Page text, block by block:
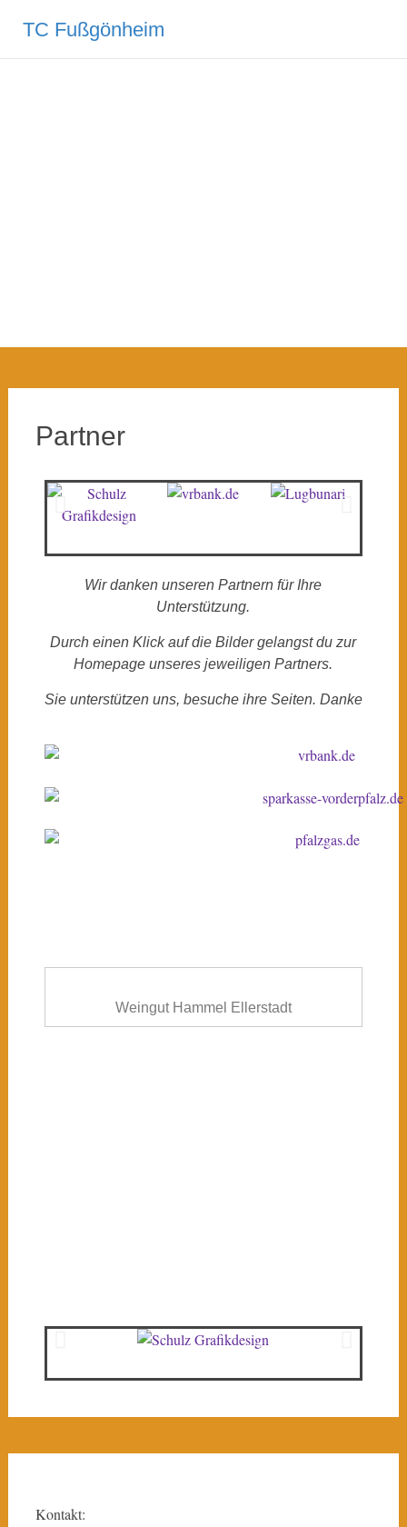
TC Fußgönheim
Partner
Wir danken unseren Partnern für Ihre
Unterstützung.
Durch einen Klick auf die Bilder gelangst du zur
Homepage unseres jeweiligen Partners.
Sie unterstützen uns, besuche ihre Seiten. Danke
Weingut Hammel Ellerstadt
Kontakt: